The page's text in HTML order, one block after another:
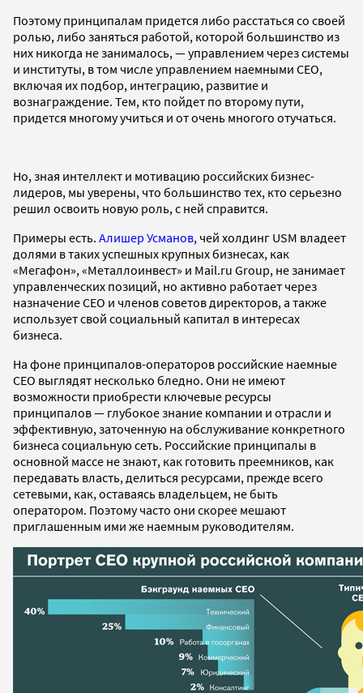
Поэтому принципалам придется либо расстаться со своей
ролью, либо заняться работой, которой большинство из
них никогда не занималось, — управлением через системы
и институты, в том числе управлением наемными СЕО,
включая их подбор, интеграцию, развитие и
вознаграждение. Тем, кто пойдет по второму пути,
придется многому учиться и от очень многого отучаться.
Но, зная интеллект и мотивацию российских бизнес-
лидеров, мы уверены, что большинство тех, кто серьезно
решил освоить новую роль, с ней справится.
Примеры есть. Алишер Усманов, чей холдинг USM владеет
долями в таких успешных крупных бизнесах, как
«Мегафон», «Металлоинвест» и Mail.ru Group, не занимает
управленческих позиций, но активно работает через
назначение СЕО и членов советов директоров, а также
использует свой социальный капитал в интересах
бизнеса.
На фоне принципалов-операторов российские наемные
СЕО выглядят несколько бледно. Они не имеют
возможности приобрести ключевые ресурсы
принципалов — глубокое знание компании и отрасли и
эффективную, заточенную на обслуживание конкретного
бизнеса социальную сеть. Российские принципалы в
основной массе не знают, как готовить преемников, как
передавать власть, делиться ресурсами, прежде всего
сетевыми, как, оставаясь владельцем, не быть
оператором. Поэтому часто они скорее мешают
приглашенным ими же наемным руководителям.